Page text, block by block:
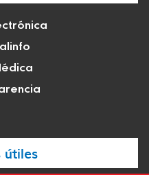
útiles